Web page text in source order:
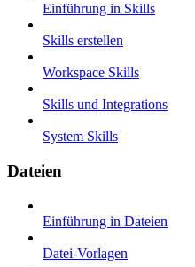
Einführung in Skills
Skills erstellen
Workspace Skills
Skills und Integrations
System Skills
Dateien
Einführung in Dateien
Datei-Vorlagen